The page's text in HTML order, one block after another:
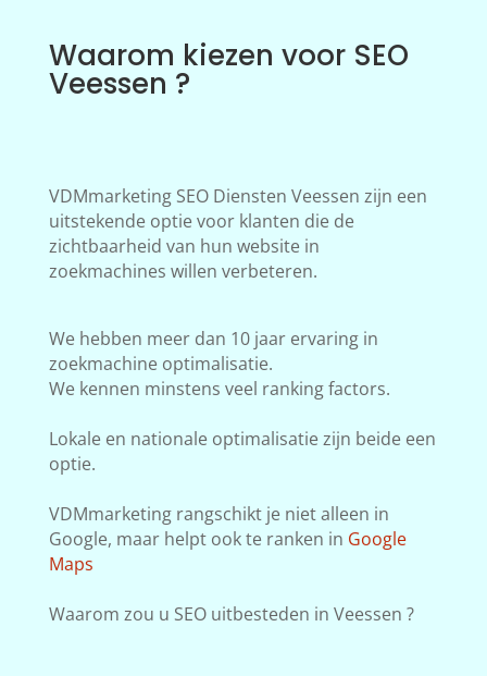
Waarom kiezen voor SEO
Veessen ?
VDMmarketing SEO Diensten Veessen zijn een
uitstekende optie voor klanten die de
zichtbaarheid van hun website in
zoekmachines willen verbeteren.
We hebben meer dan 10 jaar ervaring in
zoekmachine optimalisatie.
We kennen minstens veel ranking factors.
Lokale en nationale optimalisatie zijn beide een
optie.
VDMmarketing rangschikt je niet alleen in
Google, maar helpt ook te ranken in Google
Maps
Waarom zou u SEO uitbesteden in Veessen ?